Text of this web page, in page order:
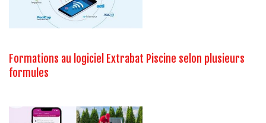
Formations au logiciel Extrabat Piscine selon plusieurs
formules